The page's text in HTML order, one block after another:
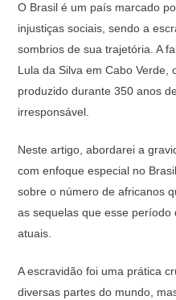
at
s
A
p
p
c
e
b
o
k
e
gr
a
m
O Brasil é um país marcado
injustiças sociais, sendo a
sombrios de sua trajetória. A
Lula da Silva em Cabo Verde,
produzido durante 350 anos
irresponsável.
Neste artigo, abordarei a
com enfoque especial no
sobre o número de africanos
as sequelas que esse
atuais.
A escravidão foi uma prática
diversas partes do mundo,